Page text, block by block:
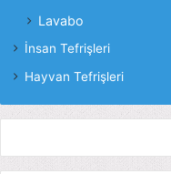
Lavabo
İnsan Tefrişleri
Hayvan Tefrişleri